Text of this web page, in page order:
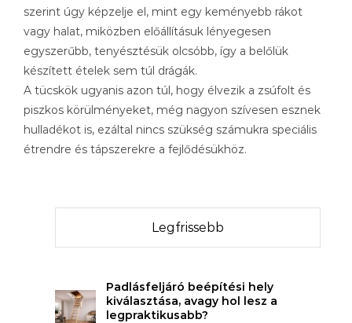
szerint úgy képzelje el, mint egy keményebb rákot
vagy halat, miközben előállításuk lényegesen
egyszerűbb, tenyésztésük olcsóbb, így a belőlük
készített ételek sem túl drágák.
A tücskök ugyanis azon túl, hogy élvezik a zsúfolt és
piszkos körülményeket, még nagyon szívesen esznek
hulladékot is, ezáltal nincs szükség számukra speciális
étrendre és tápszerekre a fejlődésükhöz.
Legfrissebb
Padlásfeljáró beépítési hely
kiválasztása, avagy hol lesz a
legpraktikusabb?